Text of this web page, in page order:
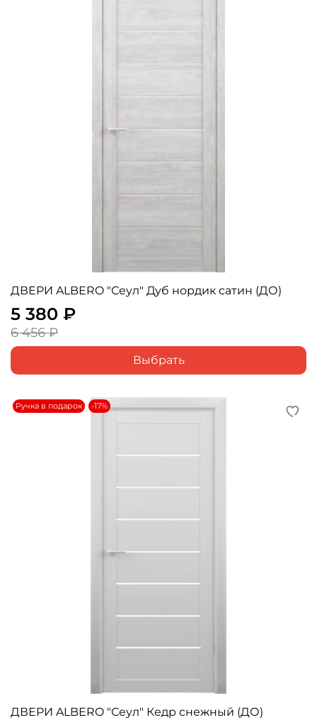
ДВЕРИ ALBERO "Сеул" Дуб нордик сатин (ДО)
5 380 ₽
6 456 ₽
Выбрать
Ручка в подарок -17%
ДВЕРИ ALBERO "Сеул" Кедр снежный (ДО)